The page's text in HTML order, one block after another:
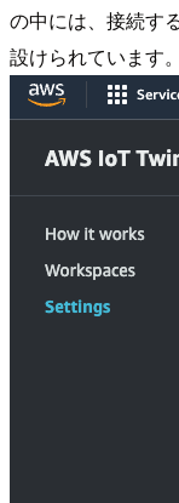
の中には、接続す
設けられています。